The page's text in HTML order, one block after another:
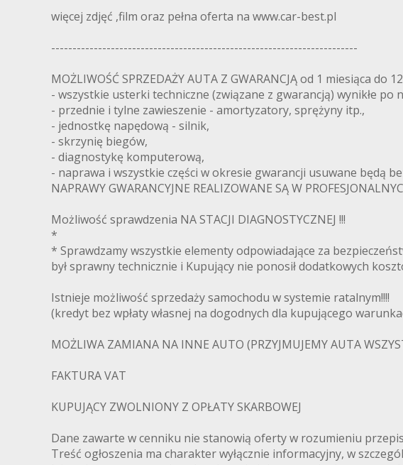
więcej zdjęć ,film oraz pełna oferta na www.car-best.pl
------------------------------------------------------------------------
MOŻLIWOŚĆ SPRZEDAŻY AUTA Z GWARANCJĄ od 1 miesiąca do
- wszystkie usterki techniczne (związane z gwarancją) wynikłe po
- przednie i tylne zawieszenie - amortyzatory, sprężyny itp.,
- jednostkę napędową - silnik,
- skrzynię biegów,
- diagnostykę komputerową,
- naprawa i wszystkie części w okresie gwarancji usuwane będą
NAPRAWY GWARANCYJNE REALIZOWANE SĄ W
Możliwość sprawdzenia NA STACJI DIAGNOSTYCZNEJ !!!
*
* Sprawdzamy wszystkie elementy odpowiadające za
był sprawny technicznie i Kupujący nie ponosił dodatkowych
Istnieje możliwość sprzedaży samochodu w systemie ratalnym!!!!
(kredyt bez wpłaty własnej na dogodnych dla kupującego
MOŻLIWA ZAMIANA NA INNE AUTO (PRZYJMUJEMY AUTA
FAKTURA VAT
KUPUJĄCY ZWOLNIONY Z OPŁATY SKARBOWEJ
Dane zawarte w cenniku nie stanowią oferty w rozumieniu
Treść ogłoszenia ma charakter wyłącznie informacyjny, w